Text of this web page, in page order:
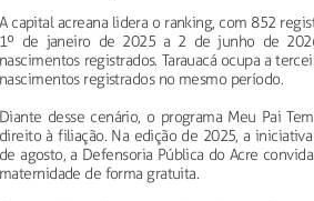
A capital acreana lidera o ranking, com 852
1º de janeiro de 2025 a 2 de junho de
nascimentos registrados. Tarauacá ocupa a
nascimentos registrados no mesmo período.
Diante desse cenário, o programa Meu Pai
direito à filiação. Na edição de 2025, a
de agosto, a Defensoria Pública do Acre
maternidade de forma gratuita.